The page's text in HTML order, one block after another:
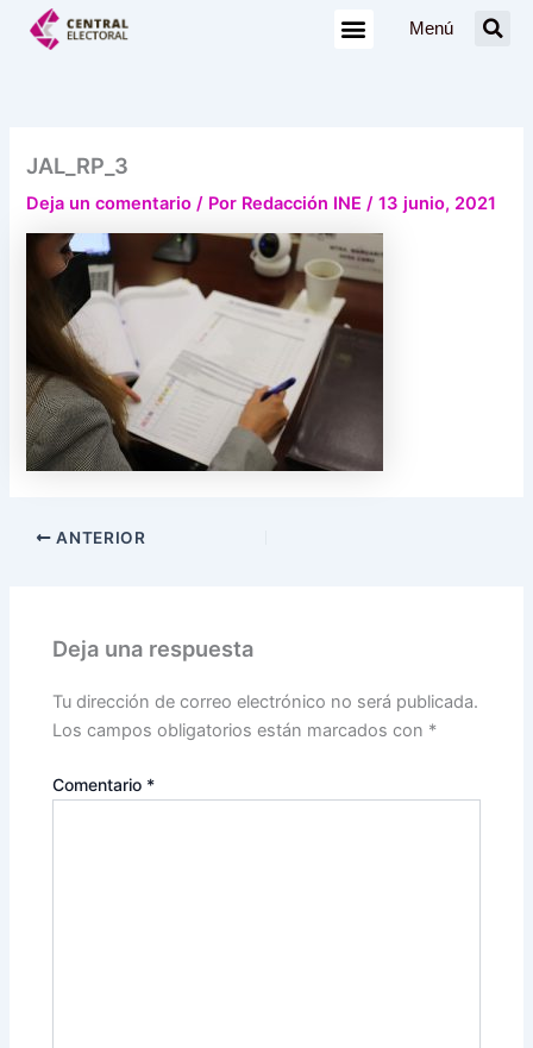
Menú
JAL_RP_3
Deja un comentario / Por Redacción INE/13 junio, 2021
ANTERIOR
Deja una respuesta
Tu dirección de correo electrónico no será publicada.
Los campos obligatorios están marcados con *
Comentario *